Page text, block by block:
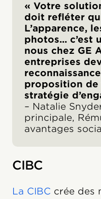
« Votre
doit refléter
L’apparence,
photos... c’est
nous chez GE
entreprises
proposition de
stratégie
– Natalie
principale,
avantages
CIBC
La CIBC crée des